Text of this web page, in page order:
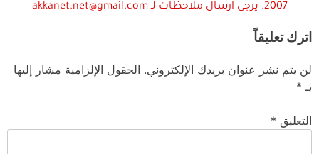
2007. يرجى ارسال ملاحظات لـ akkanet.net@gmail.com
اترك تعليقاً
لن يتم نشر عنوان بريدك الإلكتروني. الحقول الإلزامية مشار إليها
بـ *
التعليق *